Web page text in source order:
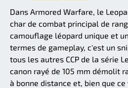
Dans Armored Warfare, le
char de combat principal de
camouflage léopard unique et
termes de gameplay, c'est un
tous les autres CCP de la série
canon rayé de 105 mm démolit
à bonne distance et, bien que